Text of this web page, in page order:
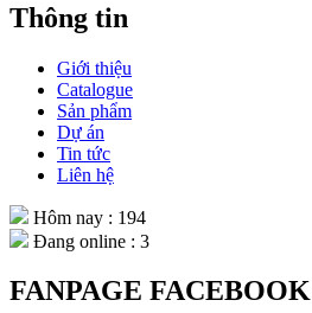
Thông tin
Giới thiệu
Catalogue
Sản phẩm
Dự án
Tin tức
Liên hệ
Hôm nay : 194
Đang online : 3
FANPAGE FACEBOOK